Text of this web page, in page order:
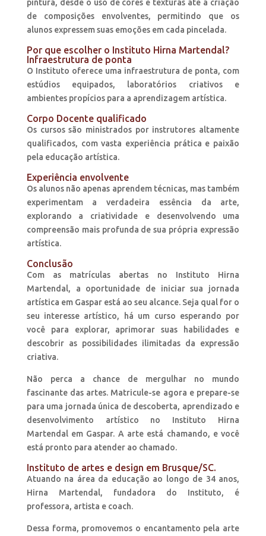
pintura, desde o uso de cores e texturas até a criação
de composições envolventes, permitindo que os
alunos expressem suas emoções em cada pincelada.
Por que escolher o Instituto Hirna Martendal?
Infraestrutura de ponta
O Instituto oferece uma infraestrutura de ponta, com
estúdios equipados, laboratórios criativos e
ambientes propícios para a aprendizagem artística.
Corpo Docente qualificado
Os cursos são ministrados por instrutores altamente
qualificados, com vasta experiência prática e paixão
pela educação artística.
Experiência envolvente
Os alunos não apenas aprendem técnicas, mas também
experimentam a verdadeira essência da arte,
explorando a criatividade e desenvolvendo uma
compreensão mais profunda de sua própria expressão
artística.
Conclusão
Com as matrículas abertas no Instituto Hirna
Martendal, a oportunidade de iniciar sua jornada
artística em Gaspar está ao seu alcance. Seja qual for o
seu interesse artístico, há um curso esperando por
você para explorar, aprimorar suas habilidades e
descobrir as possibilidades ilimitadas da expressão
criativa.
Não perca a chance de mergulhar no mundo
fascinante das artes. Matricule-se agora e prepare-se
para uma jornada única de descoberta, aprendizado e
desenvolvimento artístico no Instituto Hirna
Martendal em Gaspar. A arte está chamando, e você
está pronto para atender ao chamado.
Instituto de artes e design em Brusque/SC.
Atuando na área da educação ao longo de 34 anos,
Hirna Martendal, fundadora do Instituto, é
professora, artista e coach.
Dessa forma, promovemos o encantamento pela arte